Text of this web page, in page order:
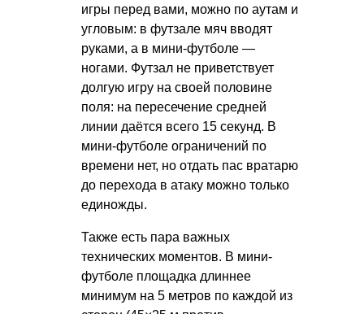
игры перед вами, можно по аутам и
угловым: в футзале мяч вводят
руками, а в мини-футболе —
ногами. Футзал не приветствует
долгую игру на своей половине
поля: на пересечение средней
линии даётся всего 15 секунд. В
мини-футболе ограничений по
времени нет, но отдать пас вратарю
до перехода в атаку можно только
единожды.
Также есть пара важных
технических моментов. В мини-
футболе площадка длиннее
минимум на 5 метров по каждой из